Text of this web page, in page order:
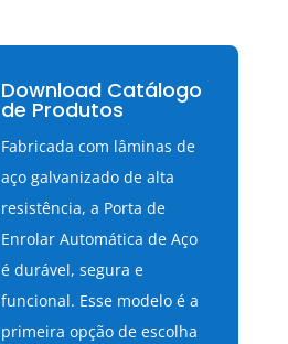
Download Catálogo
de Produtos
Fabricada com lâminas de
aço galvanizado de alta
resistência, a Porta de
Enrolar Automática de Aço
é durável, segura e
funcional. Esse modelo é a
primeira opção de escolha